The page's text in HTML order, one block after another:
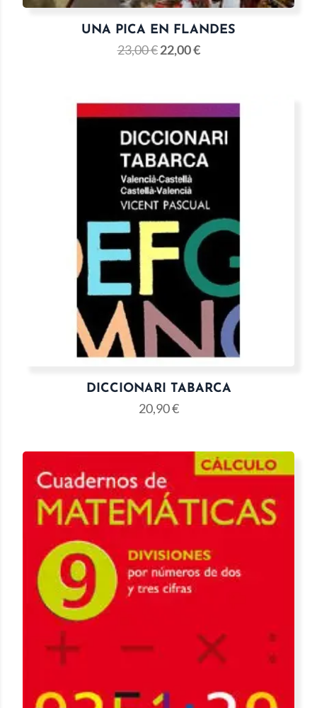
UNA PICA EN FLANDES
23,00€ 22,00€
DICCIONARI TABARCA
20,90€